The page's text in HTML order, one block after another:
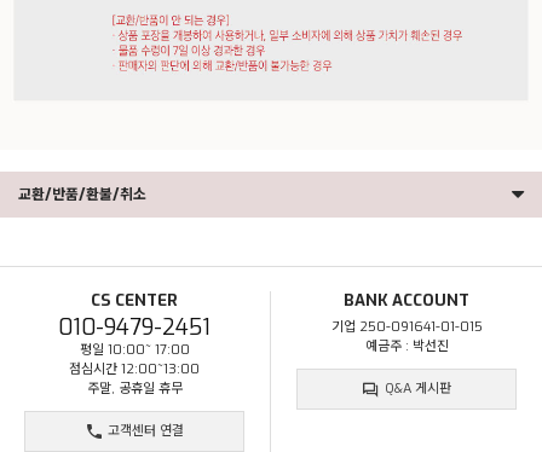
교환/반품/환불/취소
CS CENTER
010-9479-2451
평일 10:00~ 17:00
점심시간 12:00~13:00
주말, 공휴일 휴무
고객센터 연결
BANK ACCOUNT
기업 250-091641-01-015
예금주 : 박선진
Q&A 게시판